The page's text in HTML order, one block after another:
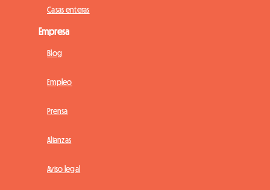
Casas enteras
Empresa
Blog
Empleo
Prensa
Alianzas
Aviso legal